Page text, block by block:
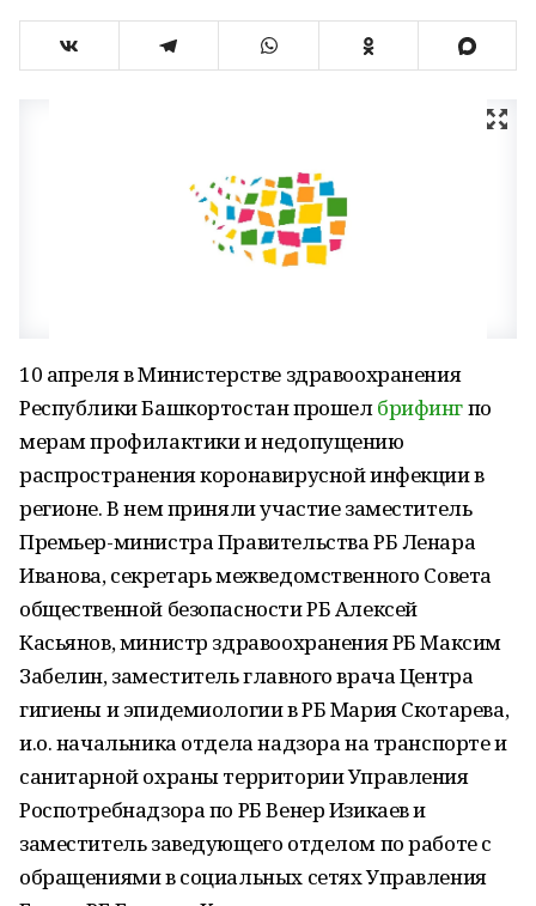
10 апреля в Министерстве здравоохранения
Республики Башкортостан прошелбрифингпо
мерам профилактики и недопущению
распространения коронавирусной инфекции в
регионе. В нем приняли участие заместитель
Премьер-министра Правительства РБ Ленара
Иванова, секретарь межведомственного Совета
общественной безопасности РБ Алексей
Касьянов, министр здравоохранения РБ Максим
Забелин, заместитель главного врача Центра
гигиены и эпидемиологии в РБ Мария Скотарева,
и.о. начальника отдела надзора на транспорте и
санитарной охраны территории Управления
Роспотребнадзора по РБ Венер Изикаев и
заместитель заведующего отделом по работе с
обращениями в социальных сетях Управления